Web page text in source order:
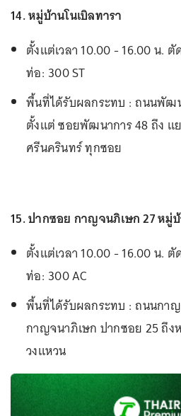
14. หมู่บ้านโนเบิลทารา
ตั้งแต่เวลา 10.00 - 16.00 น.
ท่อ: 300 ST
พื้นที่ได้รับผลกระทบ : ถนนพัฒ
ตั้งแต่ ซอยพัฒนาการ 48 ถึง
ศรีนครินทร์ ทุกซอย
15. ปากซอย กาญจนภิเษก 27 ห
ตั้งแต่เวลา 10.00 - 16.00 น.
ท่อ: 300 AC
พื้นที่ได้รับผลกระทบ : ถนนกา
กาญจนาภิเษก ปากซอย 25 ถึง
วงแหวน